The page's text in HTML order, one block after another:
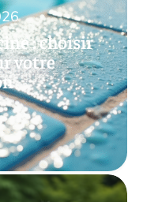
: choisir
votre